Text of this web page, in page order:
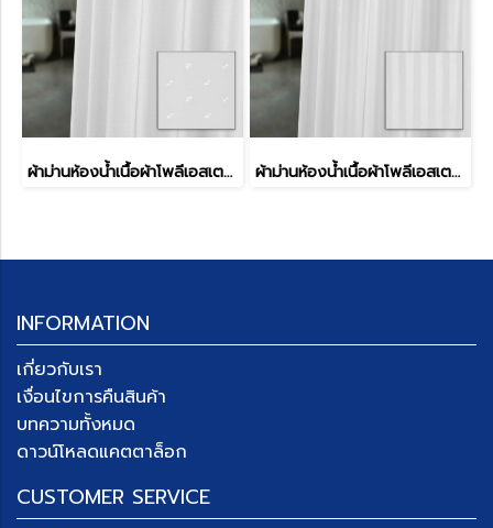
ผ้าม่านห้องน้ำเนื้อผ้าโพลีเอสเตอร์ รุ่น DOBBY STYLE ผ้าม่านห้องน้ำเนื้อผ้าโพลีเอสเตอร์ รุ่น HILTON STYLE
INFORMATION
เกี่ยวกับเรา
เงื่อนไขการคืนสินค้า
บทความทั้งหมด
ดาวน์โหลดแคตตาล็อก
CUSTOMER SERVICE